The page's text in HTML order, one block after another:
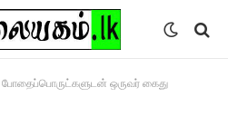
ஒருவர் கைது